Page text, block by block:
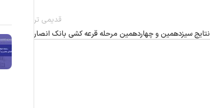
قدیمی تر
نتایج سیزدهمین و چهاردهمین مرحله قرعه کشی بانک انصار